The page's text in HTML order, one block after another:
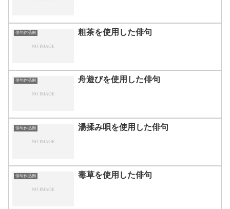
俳句作品例 粗茶を使用した俳句
俳句作品例 舟遊びを使用した俳句
俳句作品例 湯揉み唄を使用した俳句
俳句作品例 毒草を使用した俳句